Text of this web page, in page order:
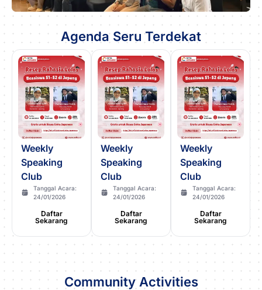
Agenda Seru Terdekat
Weekly
Speaking
Club
Tanggal Acara:
24/01/2026
Daftar
Sekarang
Weekly
Speaking
Club
Tanggal Acara:
24/01/2026
Daftar
Sekarang
Weekly
Speaking
Club
Tanggal Acara:
24/01/2026
Daftar
Sekarang
Community Activities